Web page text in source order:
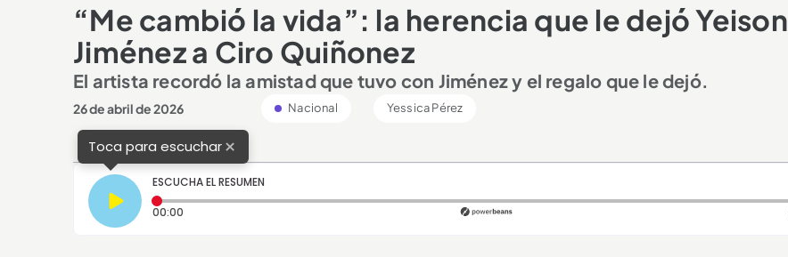
“Me cambió la vida”: la herencia que le dejó Yeison
Jiménez a Ciro Quiñonez
El artista recordó la amistad que tuvo con Jiménez y el regalo que le dejó.
26 de abril de 2026 Nacional Yessica Pérez
Toca para escuchar×
ESCUCHA EL RESUMEN
00:00